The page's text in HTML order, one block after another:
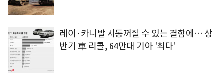
레이·카니발 시동꺼질 수 있는 결함에… 상
반기 車 리콜, 64만대 기아 '최다'